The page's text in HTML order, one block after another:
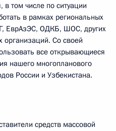
том числе по ситуации
в рамках региональных
ЕврАзЭС, ОДКБ, ШОС, других
организаций. Со своей
все открывающиеся
нашего многопланового
России и Узбекистана.
средств массовой